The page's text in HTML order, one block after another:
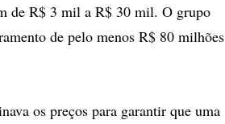
de R$ 3 mil a R$ 30 mil. O grupo
de pelo menos R$ 80 milhões
os preços para garantir que uma